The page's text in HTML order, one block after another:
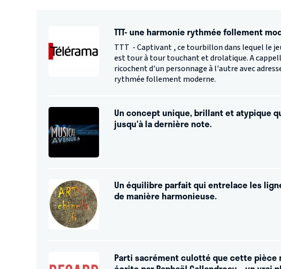
TTT- une harmonie rythmée follement
TTT - Captivant , ce tourbillon dans lequel le
est tour à tour touchant et drolatique. A
ricochent d'un personnage à l'autre avec
rythmée follement moderne.
Un concept unique, brillant et atypique
jusqu'à la dernière note.
Un équilibre parfait qui entrelace les
de manière harmonieuse.
Parti sacrément culotté que cette pièce